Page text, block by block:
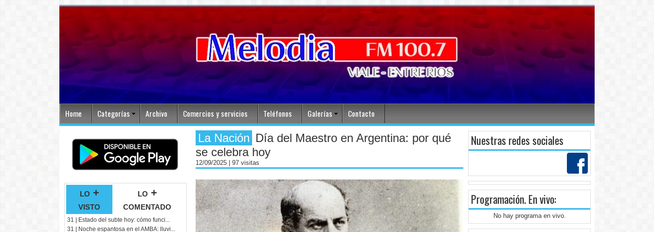
Home Categorías Archivo Comercios y servicios Teléfonos Galerías Contacto
lo +
visto
lo +
comentado
31 | Estado del subte hoy: cómo funci...
31 | Noche espantosa en el AMBA: lluvi...
La Nación Día del Maestro en Argentina: por qué
se celebra hoy
12/09/2025 | 97 visitas
Nuestras redes sociales
Programación. En vivo:
No hay programa en vivo.